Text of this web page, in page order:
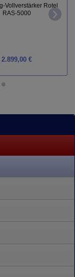
Vollverstärker Rotel
RAS-5000
2.899,00 €